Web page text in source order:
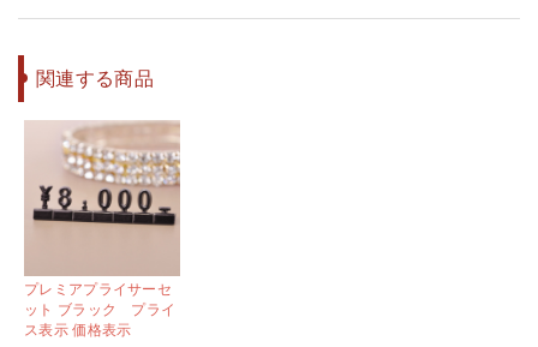
関連する商品
プレミアプライサーセ
ット ブラック プライ
ス表示 価格表示